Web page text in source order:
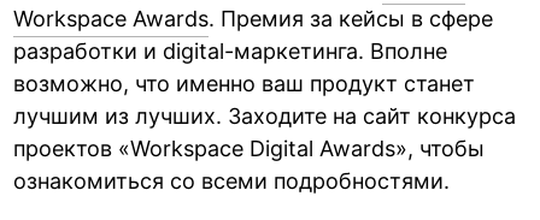
Workspace Awards. Премия за кейсы в сфере
разработки и digital-маркетинга. Вполне
возможно, что именно ваш продукт станет
лучшим из лучших. Заходите на сайт конкурса
проектов «Workspace Digital Awards», чтобы
ознакомиться со всеми подробностями.